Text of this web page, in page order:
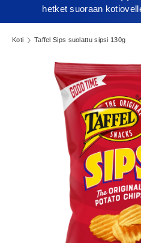
hetket suoraan
Koti Taffel Sips suolattu sipsi 130g